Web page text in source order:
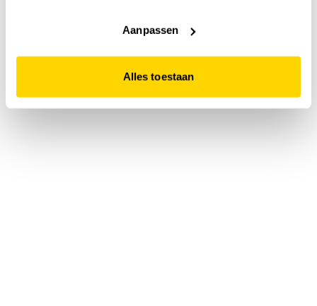
website niet optimaal functioneert.
Aanpassen
Alles toestaan